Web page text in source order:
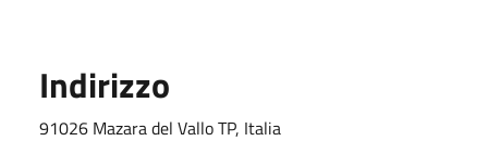
Indirizzo
91026 Mazara del Vallo TP, Italia